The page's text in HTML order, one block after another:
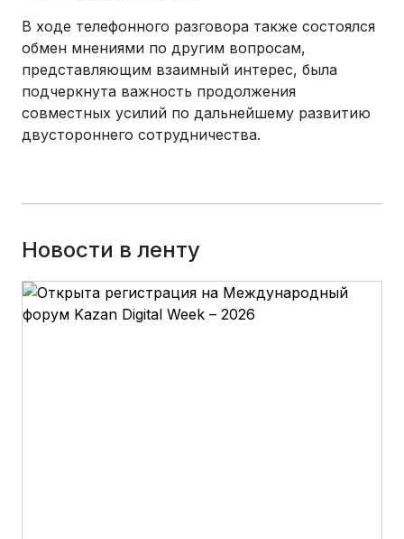
В ходе телефонного разговора также состоялся
обмен мнениями по другим вопросам,
представляющим взаимный интерес, была
подчеркнута важность продолжения
совместных усилий по дальнейшему развитию
двустороннего сотрудничества.
Новости в ленту